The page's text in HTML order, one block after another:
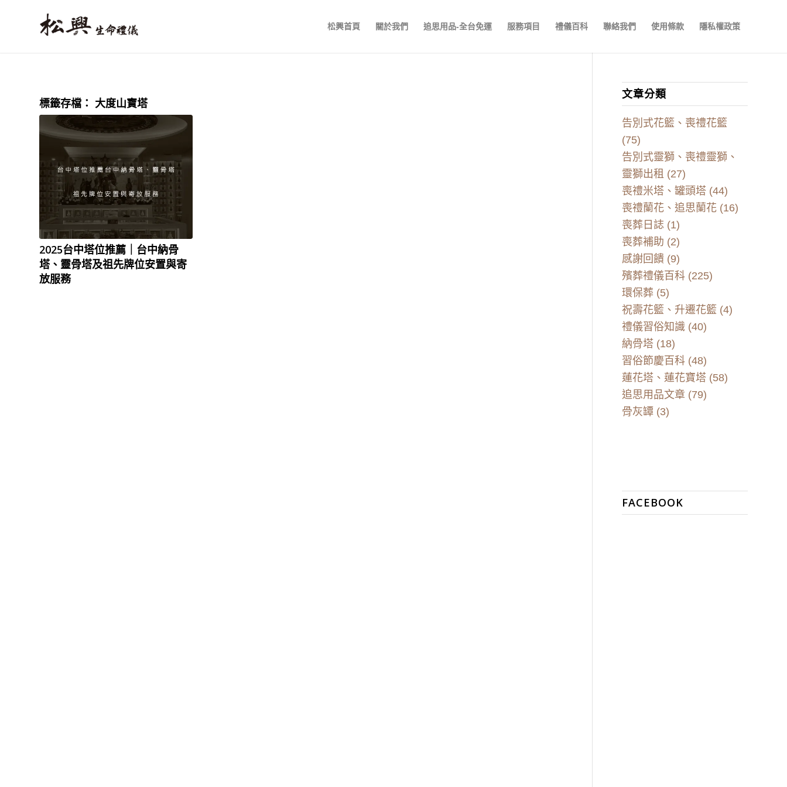
松興首頁 關於我們 追思用品-全台免運 服務項目 禮儀百科 聯絡我們 使用條款 隱私權政策
標籤存檔： 大度山寶塔
2025台中塔位推薦｜台中納骨
塔、靈骨塔及祖先牌位安置與寄
放服務
文章分類
告別式花籃、喪禮花籃
(75)
告別式靈獅、喪禮靈獅、
靈獅出租 (27)
喪禮米塔、罐頭塔 (44)
喪禮蘭花、追思蘭花(16)
喪葬日誌 (1)
喪葬補助 (2)
感謝回饋(9)
殯葬禮儀百科(225)
環保葬(5)
祝壽花籃、升遷花籃 (4)
禮儀習俗知識 (40)
納骨塔 (18)
習俗節慶百科(48)
蓮花塔、蓮花寶塔 (58)
追思用品文章 (79)
骨灰罈(3)
FACEBOOK